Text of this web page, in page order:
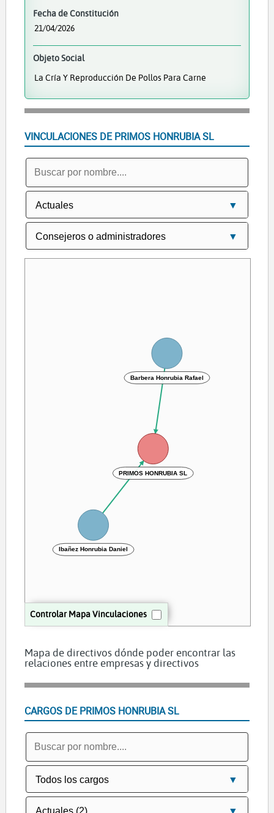
Fecha de Constitución
21/04/2026
Objeto Social
La Cría Y Reproducción De Pollos Para Carne
VINCULACIONES DE PRIMOS HONRUBIA SL
Controlar Mapa Vinculaciones
PRIMOS HONRUBIA SL
Ibañez Honrubia Daniel
Barbera Honrubia Rafael
Mapa de directivos dónde poder encontrar las
relaciones entre empresas y directivos
CARGOS DE PRIMOS HONRUBIA SL